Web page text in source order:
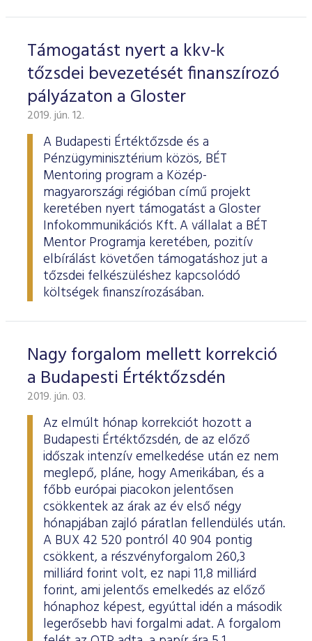
Támogatást nyert a kkv-k
tőzsdei bevezetését finanszírozó
pályázaton a Gloster
2019. jún. 12.
A Budapesti Értéktőzsde és a
Pénzügyminisztérium közös, BÉT
Mentoring program a Közép-
magyarországi régióban című projekt
keretében nyert támogatást a Gloster
Infokommunikációs Kft. A vállalat a BÉT
Mentor Programja keretében, pozitív
elbírálást követően támogatáshoz jut a
tőzsdei felkészüléshez kapcsolódó
költségek finanszírozásában.
Nagy forgalom mellett korrekció
a Budapesti Értéktőzsdén
2019. jún. 03.
Az elmúlt hónap korrekciót hozott a
Budapesti Értéktőzsdén, de az előző
időszak intenzív emelkedése után ez nem
meglepő, pláne, hogy Amerikában, és a
főbb európai piacokon jelentősen
csökkentek az árak az év első négy
hónapjában zajló páratlan fellendülés után.
A BUX 42 520 pontról 40 904 pontig
csökkent, a részvényforgalom 260,3
milliárd forint volt, ez napi 11,8 milliárd
forint, ami jelentős emelkedés az előző
hónaphoz képest, egyúttal idén a második
legerősebb havi forgalmi adat. A forgalom